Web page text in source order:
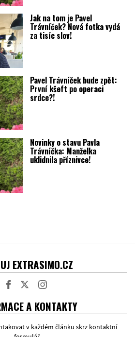
Jak na tom je Pavel
Trávníček? Nová fotka vydá
za tisíc slov!
Pavel Trávníček bude zpět:
První kšeft po operaci
srdce?!
Novinky o stavu Pavla
Trávníčka: Manželka
uklidnila příznivce!
EXTRASIMO.CZ
A KONTAKTY
v každém článku skrz kontaktní